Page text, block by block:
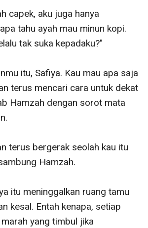
capek, aku juga hanya
tahu ayah mau minun kopi.
tak suka kepadaku?"
itu, Safiya. Kau mau apa saja
terus mencari cara untuk dekat
Hamzah dengan sorot mata
terus bergerak seolah kau itu
Hamzah.
itu meninggalkan ruang tamu
kesal. Entah kenapa, setiap
yang timbul jika